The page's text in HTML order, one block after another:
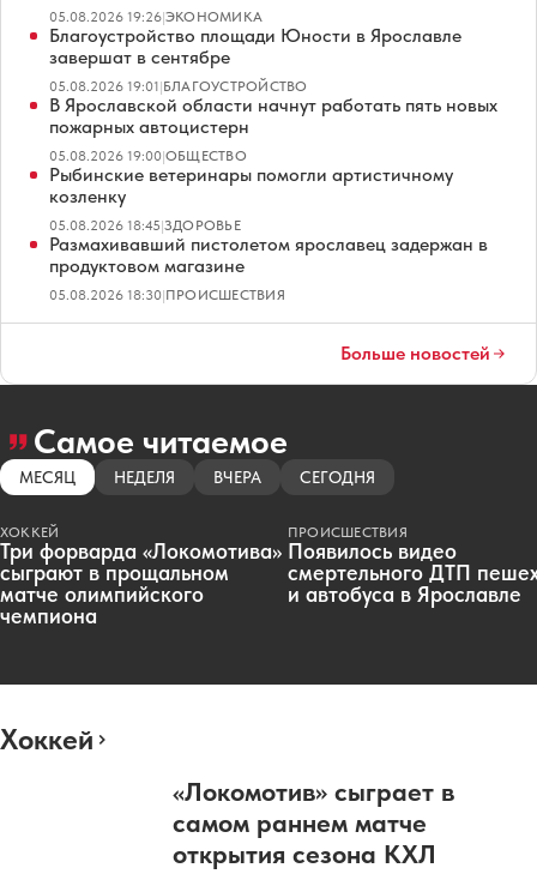
05.08.2026 19:26|ЭКОНОМИКА
Благоустройство площади Юности в Ярославле
завершат в сентябре
05.08.2026 19:01|БЛАГОУСТРОЙСТВО
В Ярославской области начнут работать пять новых
пожарных автоцистерн
05.08.2026 19:00|ОБЩЕСТВО
Рыбинские ветеринары помогли артистичному
козленку
05.08.2026 18:45|ЗДОРОВЬЕ
Размахивавший пистолетом ярославец задержан в
продуктовом магазине
05.08.2026 18:30|ПРОИСШЕСТВИЯ
Больше новостей
Самое читаемое
МЕСЯЦ НЕДЕЛЯ ВЧЕРА СЕГОДНЯ
ХОККЕЙ
Три форварда «Локомотива»
сыграют в прощальном
матче олимпийского
чемпиона
ПРОИСШЕСТВИЯ
Появилось видео
смертельного ДТП
и автобуса в Ярославле
Хоккей
«Локомотив» сыграет в
самом раннем матче
открытия сезона КХЛ